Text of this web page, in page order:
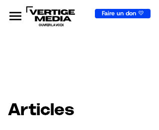
Faire un don 💛
OUVRIR LA VOIX
Articles